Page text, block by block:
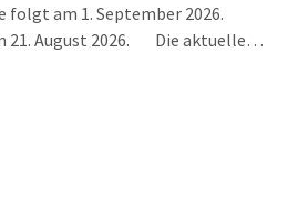
folgt am 1. September 2026.
21. August 2026. Die aktuelle…